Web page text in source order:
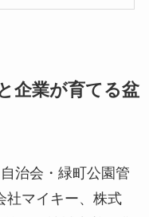
企業が育てる盆
治会・緑町公園管
社マイキー、株式